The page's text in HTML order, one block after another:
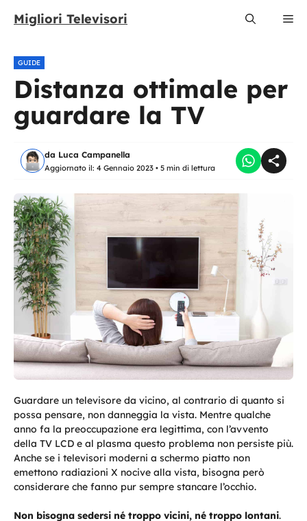
Migliori Televisori
GUIDE
Distanza ottimale per
guardare la TV
da Luca Campanella
Aggiornato il: 4 Gennaio 2023 • 5 min di lettura
Guardare un televisore da vicino, al contrario di quanto si
possa pensare, non danneggia la vista. Mentre qualche
anno fa la preoccupazione era legittima, con l’avvento
della TV LCD e al plasma questo problema non persiste più.
Anche se i televisori moderni a schermo piatto non
emettono radiazioni X nocive alla vista, bisogna però
considerare che fanno pur sempre stancare l’occhio.
Non bisogna sedersi né troppo vicini, né troppo lontani.